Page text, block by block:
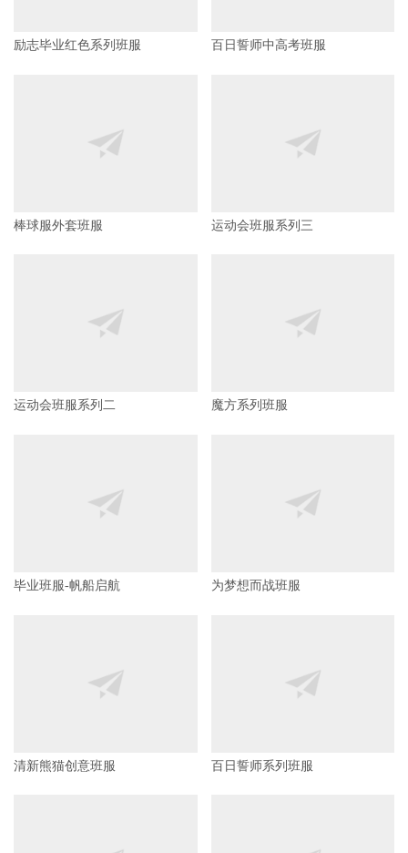
励志毕业红色系列班服 百日誓师中高考班服
棒球服外套班服 运动会班服系列三
运动会班服系列二 魔方系列班服
毕业班服-帆船启航 为梦想而战班服
清新熊猫创意班服 百日誓师系列班服